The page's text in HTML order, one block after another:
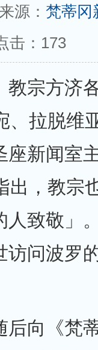
源： 梵蒂冈
击： 173
教宗方济
、拉脱维
座新闻室
出，教宗
人致敬」
访问波罗
后向《梵